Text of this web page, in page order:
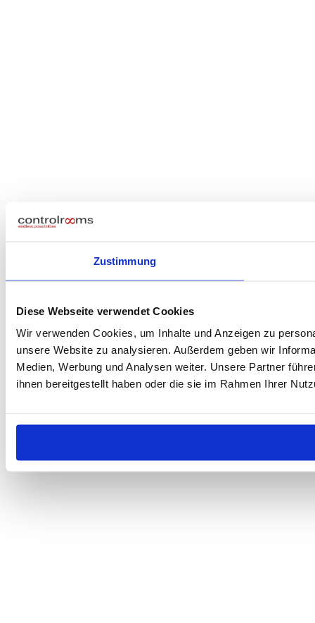
Zustimmung
Diese Webseite verwendet Cookies
Wir verwenden Cookies, um Inhalte und Anzeigen zu
unsere Website zu analysieren. Außerdem geben wir
Medien, Werbung und Analysen weiter. Unsere Partner
ihnen bereitgestellt haben oder die sie im Rahmen Ihrer